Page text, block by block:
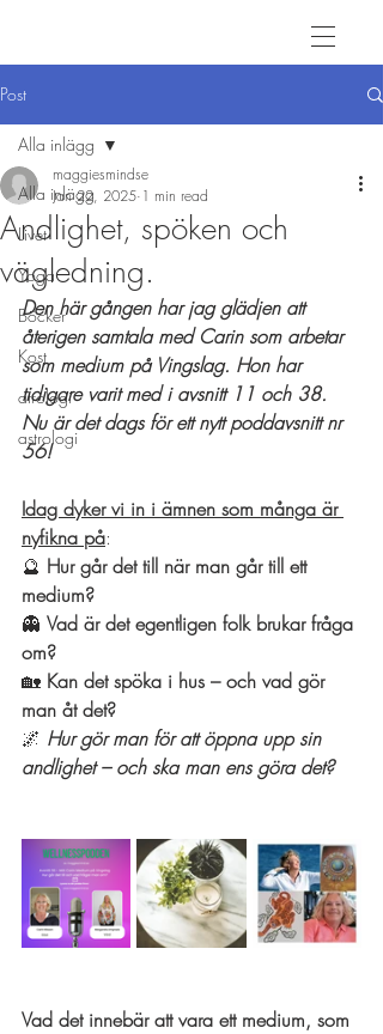
Post
Alla inlägg
Livet
Yoga
Böcker
Kost
atrologi
astrologi
Alla inlägg
Andlighet, spöken och
vägledning.
maggiesmindse
Jan 22, 2025 1 min read
Den här gången har jag glädjen att
återigen samtala med Carin som arbetar
som medium på Vingslag. Hon har
tidigare varit med i avsnitt 11 och 38.
Nu är det dags för ett nytt poddavsnitt nr
56!
Idag dyker vi in i ämnen som många är
nyfikna på:
🔮 Hur går det till när man går till ett
medium?
👻 Vad är det egentligen folk brukar fråga
om?
🏡 Kan det spöka i hus – och vad gör
man åt det?
🌌 Hur gör man för att öppna upp sin
andlighet – och ska man ens göra det?
Vad det innebär att vara ett medium, som